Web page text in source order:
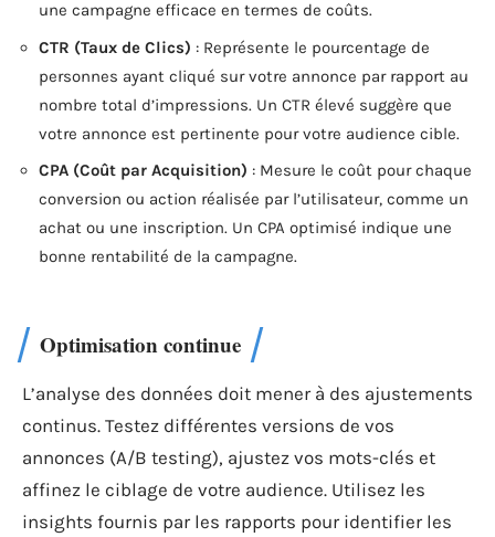
une campagne efficace en termes de coûts.
CTR (Taux de Clics) : Représente le pourcentage de
personnes ayant cliqué sur votre annonce par rapport au
nombre total d’impressions. Un CTR élevé suggère que
votre annonce est pertinente pour votre audience cible.
CPA (Coût par Acquisition) : Mesure le coût pour chaque
conversion ou action réalisée par l’utilisateur, comme un
achat ou une inscription. Un CPA optimisé indique une
bonne rentabilité de la campagne.
Optimisation continue
L’analyse des données doit mener à des ajustements
continus. Testez différentes versions de vos
annonces (A/B testing), ajustez vos mots-clés et
affinez le ciblage de votre audience. Utilisez les
insights fournis par les rapports pour identifier les